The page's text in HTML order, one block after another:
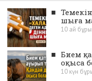
■
шыға
10 ай
■ Бием
оқыса
10 күн